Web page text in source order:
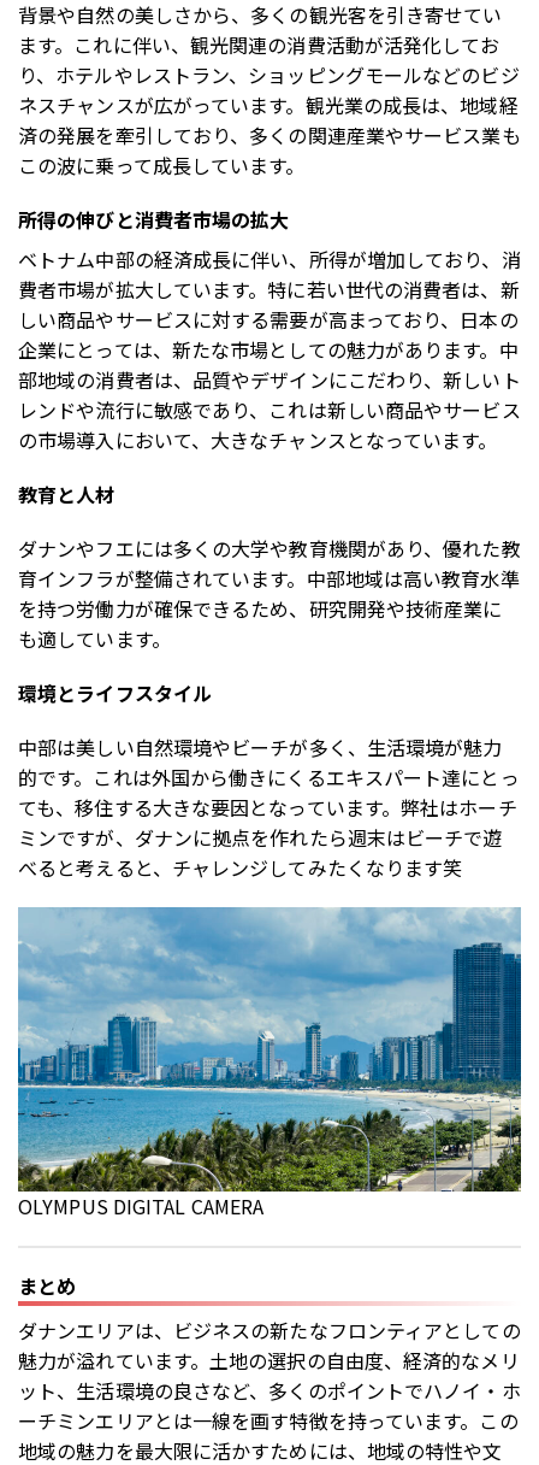
背景や自然の美しさから、多くの観光客を引き寄せてい
ます。これに伴い、観光関連の消費活動が活発化してお
り、ホテルやレストラン、ショッピングモールなどのビジ
ネスチャンスが広がっています。観光業の成長は、地域経
済の発展を牽引しており、多くの関連産業やサービス業も
この波に乗って成長しています。
所得の伸びと消費者市場の拡大
ベトナム中部の経済成長に伴い、所得が増加しており、消
費者市場が拡大しています。特に若い世代の消費者は、新
しい商品やサービスに対する需要が高まっており、日本の
企業にとっては、新たな市場としての魅力があります。中
部地域の消費者は、品質やデザインにこだわり、新しいト
レンドや流行に敏感であり、これは新しい商品やサービス
の市場導入において、大きなチャンスとなっています。
教育と人材
ダナンやフエには多くの大学や教育機関があり、優れた教
育インフラが整備されています。中部地域は高い教育水準
を持つ労働力が確保できるため、研究開発や技術産業に
も適しています。
環境とライフスタイル
中部は美しい自然環境やビーチが多く、生活環境が魅力
的です。これは外国から働きにくるエキスパート達にとっ
ても、移住する大きな要因となっています。弊社はホーチ
ミンですが、ダナンに拠点を作れたら週末はビーチで遊
べると考えると、チャレンジしてみたくなります笑
OLYMPUS DIGITAL CAMERA
まとめ
ダナンエリアは、ビジネスの新たなフロンティアとしての
魅力が溢れています。土地の選択の自由度、経済的なメリ
ット、生活環境の良さなど、多くのポイントでハノイ・ホ
ーチミンエリアとは一線を画す特徴を持っています。この
地域の魅力を最大限に活かすためには、地域の特性や文